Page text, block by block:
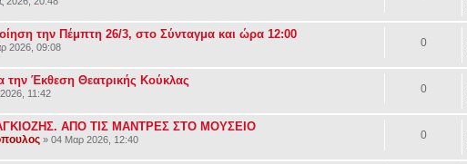
την Πέμπτη 26/3, στο Σύνταγμα και ώρα 12:00
2026, 09:08 0
την Έκθεση Θεατρικής Κούκλας
11:42 0
ΑΠΟ ΤΙΣ ΜΑΝΤΡΕΣ ΣΤΟ ΜΟΥΣΕΙΟ
» 04 Μαρ 2026, 12:40 0